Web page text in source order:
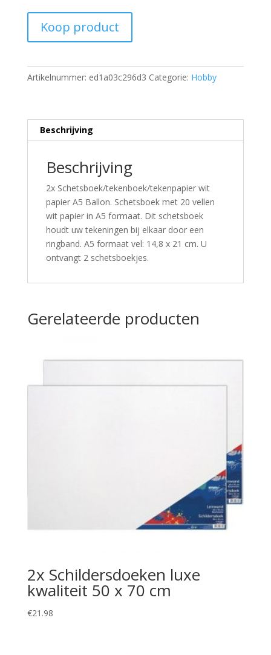
Koop product
Artikelnummer: ed1a03c296d3 Categorie: Hobby
Beschrijving
Beschrijving
2x Schetsboek/tekenboek/tekenpapier wit
papier A5 Ballon. Schetsboek met 20 vellen
wit papier in A5 formaat. Dit schetsboek
houdt uw tekeningen bij elkaar door een
ringband. A5 formaat vel: 14,8 x 21 cm. U
ontvangt 2 schetsboekjes.
Gerelateerde producten
2x Schildersdoeken luxe
kwaliteit 50 x 70 cm
€21.98